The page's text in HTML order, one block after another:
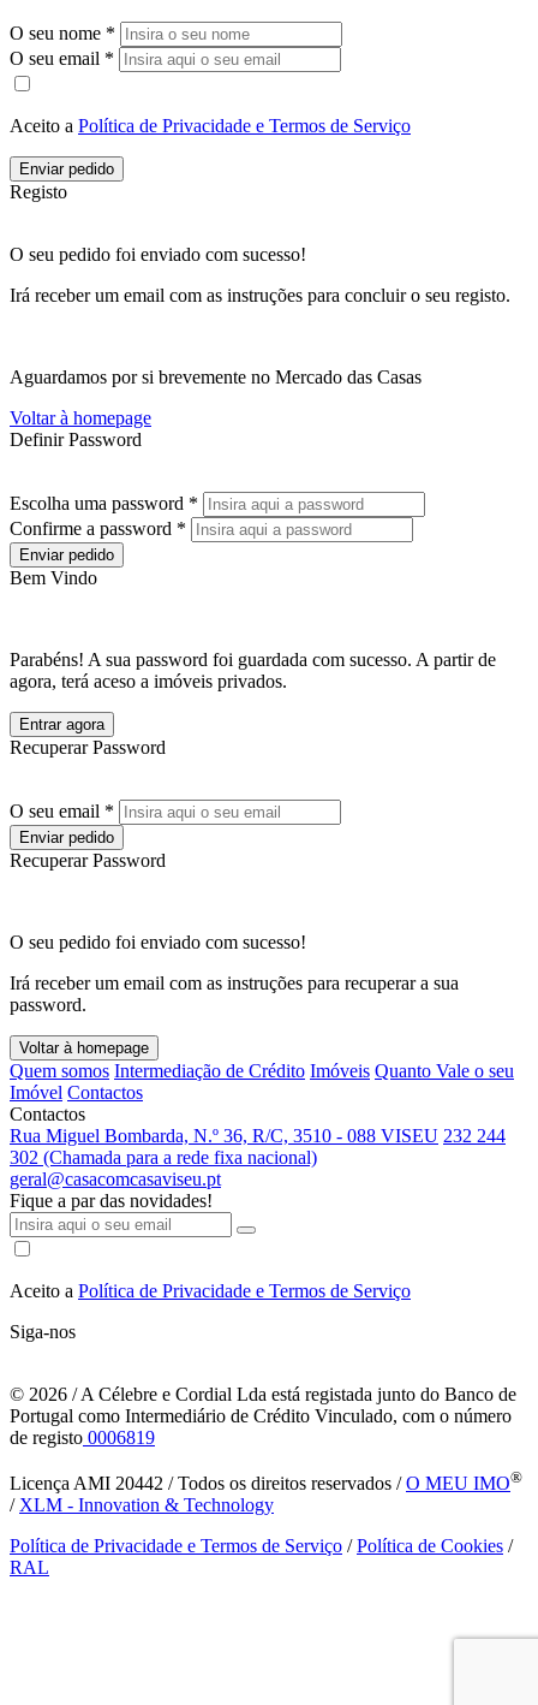
O seu nome *
O seu email *
Aceito a Política de Privacidade e Termos de Serviço
Enviar pedido
Registo
O seu pedido foi enviado com sucesso!
Irá receber um email com as instruções para concluir o seu registo.
Aguardamos por si brevemente no Mercado das Casas
Voltar à homepage
Definir Password
Escolha uma password *
Confirme a password *
Enviar pedido
Bem Vindo
Parabéns! A sua password foi guardada com sucesso. A partir de
agora, terá aceso a imóveis privados.
Entrar agora
Recuperar Password
O seu email *
Enviar pedido
Recuperar Password
O seu pedido foi enviado com sucesso!
Irá receber um email com as instruções para recuperar a sua
password.
Voltar à homepage
Quem somos Intermediação de Crédito Imóveis Quanto Vale o seu
Imóvel Contactos
Contactos
Rua Miguel Bombarda, N.º 36, R/C, 3510 - 088 VISEU 232 244
302 (Chamada para a rede fixa nacional)
geral@casacomcasaviseu.pt
Fique a par das novidades!
Aceito a Política de Privacidade e Termos de Serviço
Siga-nos
© 2026 / A Célebre e Cordial Lda está registada junto do Banco de
Portugal como Intermediário de Crédito Vinculado, com o número
de registo 0006819
Licença AMI 20442 / Todos os direitos reservados /O MEU IMO®
/ XLM - Innovation & Technology
Política de Privacidade e Termos de Serviço /Política de Cookies /
RAL